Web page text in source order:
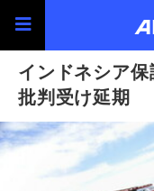
インドネシア
批判受け延期